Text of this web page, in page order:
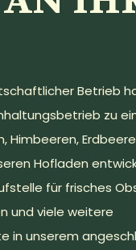
Betrieb
zu
Himbeeren,
Hofladen
für frisches
und viele weitere
in unserem